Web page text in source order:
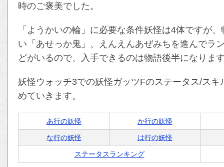
時のご褒美でした。
「ようかいの輪」に必要な条件妖怪は4体ですが
い「あせっか鬼」、えんえんあぜみちを進んでラ
どがいるので、入手できるのは物語後半になりま
妖怪ウォッチ3での妖怪ガッツFのステータス/ス
めていきます。
あ行の妖怪 か行の妖怪
な行の妖怪 は行の妖怪
ステータスランキング